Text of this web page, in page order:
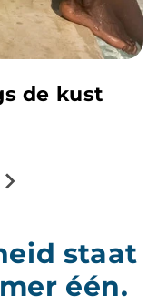
de kust
staat
één.